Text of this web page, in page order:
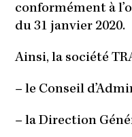
conformément à
du 31 janvier 2020.
Ainsi, la société
– le Conseil
– la Direction